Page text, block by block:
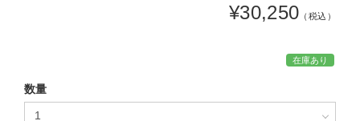
¥30,250 （税込）
在庫あり
数量